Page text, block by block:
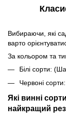
Вибираючи, які
варто
За кольором та
Білі сорти:
Червоні
Які винні
найкращий